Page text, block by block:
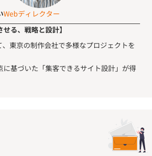
Webディレクター
せる、戦略と設計】
東京の制作会社で多様なプロジェクトを
に基づいた「集客できるサイト設計」が得